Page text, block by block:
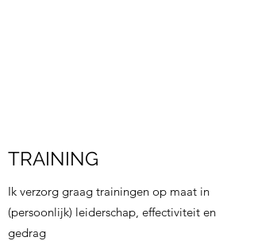
TRAINING
Ik verzorg graag trainingen op maat in
(persoonlijk) leiderschap, effectiviteit en
gedrag